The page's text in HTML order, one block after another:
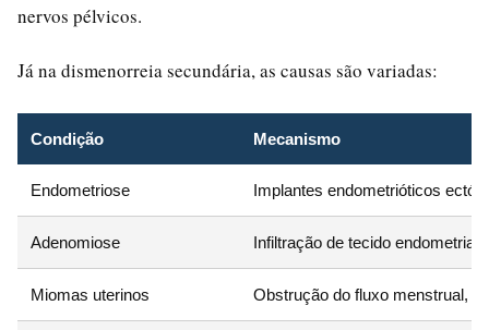
nervos pélvicos.
Já na dismenorreia secundária, as causas são variadas:
Condição Mecanismo
Endometriose Implantes endometrióticos
Adenomiose Infiltração de tecido endometrial
Miomas uterinos Obstrução do fluxo menstrual,